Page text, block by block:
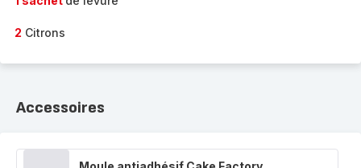
2 Citrons
Accessoires